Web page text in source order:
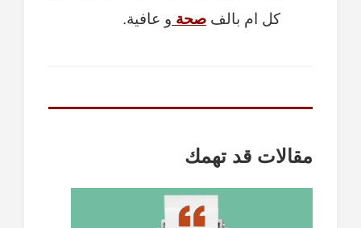
كل ام بالف صحة و عافية.
مقالات قد تهمك